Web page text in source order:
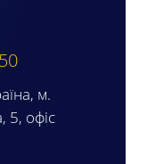
м.
5, офіс